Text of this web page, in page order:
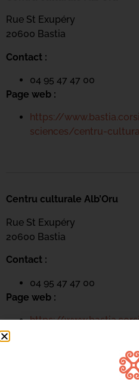
Rue St Exupéry
20600 Bastia
Contact :
04 95 47 47 00
Page web :
https://
sciences/centru-
Centru culturale Alb’Oru
Rue St Exupéry
20600 Bastia
Contact :
04 95 47 47 00
Page web :
https://